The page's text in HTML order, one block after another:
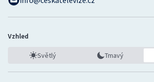
Stolní tenis
Vzhled
Světlý Tmavý